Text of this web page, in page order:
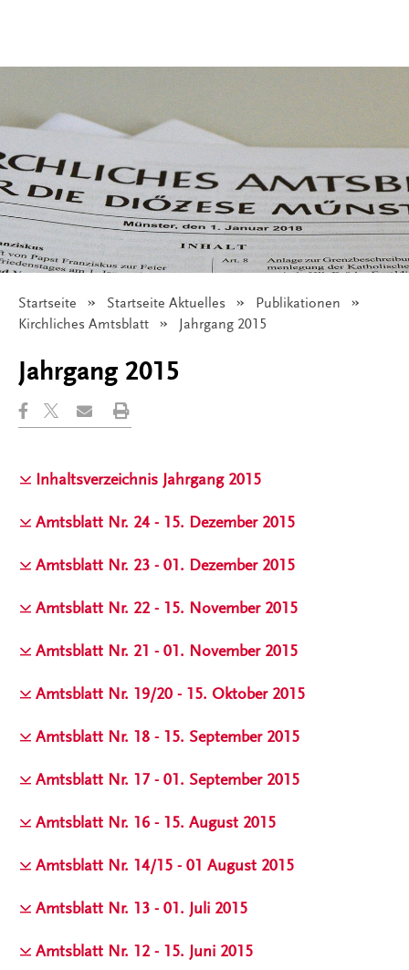
Startseite Startseite Aktuelles
Publikationen
Kirchliches Amtsblatt
Angezeigt:
Jahrgang 2015
Jahrgang 2015
Inhaltsverzeichnis Jahrgang 2015
Amtsblatt Nr. 24 - 15. Dezember 2015
Amtsblatt Nr. 23 - 01. Dezember 2015
Amtsblatt Nr. 22 - 15. November 2015
Amtsblatt Nr. 21 - 01. November 2015
Amtsblatt Nr. 19/20 - 15. Oktober 2015
Amtsblatt Nr. 18 - 15. September 2015
Amtsblatt Nr. 17 - 01. September 2015
Amtsblatt Nr. 16 - 15. August 2015
Amtsblatt Nr. 14/15 - 01 August 2015
Amtsblatt Nr. 13 - 01. Juli 2015
Amtsblatt Nr. 12 - 15. Juni 2015